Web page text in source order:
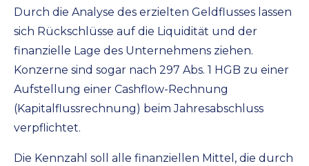
Durch die Analyse des erzielten Geldflusses lassen
sich Rückschlüsse auf die Liquidität und der
finanzielle Lage des Unternehmens ziehen.
Konzerne sind sogar nach 297 Abs. 1 HGB zu einer
Aufstellung einer Cashflow-Rechnung
(Kapitalflussrechnung) beim Jahresabschluss
verpflichtet.
Die Kennzahl soll alle finanziellen Mittel, die durch